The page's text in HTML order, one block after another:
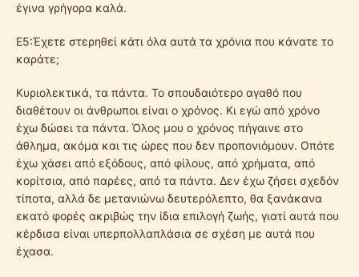
έγινα γρήγορα καλά.
Ε5:Έχετε στερηθεί κάτι όλα αυτά τα χρόνια που κάνατε το
καράτε;
Κυριολεκτικά, τα πάντα. Το σπουδαιότερο αγαθό που
διαθέτουν οι άνθρωποι είναι ο χρόνος. Κι εγώ από χρόνο
έχω δώσει τα πάντα. Όλος μου ο χρόνος πήγαινε στο
άθλημα, ακόμα και τις ώρες που δεν προπονιόμουν. Οπότε
έχω χάσει από εξόδους, από φίλους, από χρήματα, από
κορίτσια, από παρέες, από τα πάντα. Δεν έχω ζήσει σχεδόν
τίποτα, αλλά δε μετανιώνω δευτερόλεπτο, θα ξανάκανα
εκατό φορές ακριβώς την ίδια επιλογή ζωής, γιατί αυτά που
κέρδισα είναι υπερπολλαπλάσια σε σχέση με αυτά που
έχασα.